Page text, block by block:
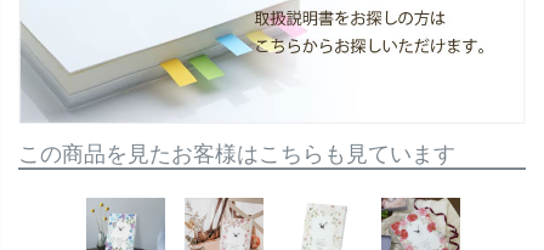
この商品を見たお客様はこちらも見ています